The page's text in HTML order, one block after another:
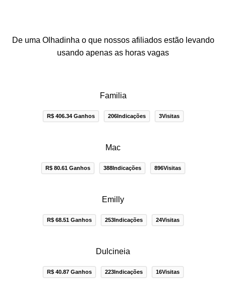
De uma Olhadinha o que nossos afiliados estão levando
usando apenas as horas vagas
Familia
R$ 406.34 Ganhos 206Indicações 3Visitas
Mac
R$ 80.61 Ganhos 388Indicações 896Visitas
Emilly
R$ 68.51 Ganhos 253Indicações 24Visitas
Dulcineia
R$ 40.87 Ganhos 223Indicações 16Visitas